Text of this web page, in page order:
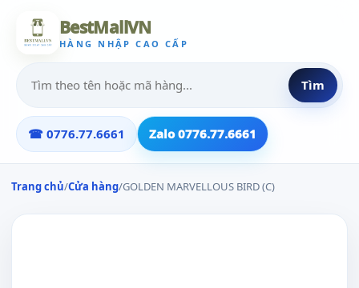
BestMallVN
HÀNG NHẬP CAO CẤP
Tìm
☎ 0776.77.6661 Zalo 0776.77.6661
Trang chủ/Cửa hàng/GOLDEN MARVELLOUS BIRD (C)